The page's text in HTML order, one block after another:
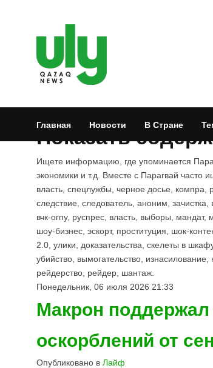
Главная Новости В Стране
Показать
Ищете информацию, где упоминается
экономики и т.д. Вместе с Парагвай часто
власть, спецлужбы, черное досье, компра,
следствие, следователь, аноним,
вчк-огпу, руспрес, власть, выборы,
шоу-бизнес, эскорт, проституция, шок-
2.0, улики, доказательства, скелеты в
убийство, вымогательство,
рейдерство, рейдер, шантаж.
Понедельник, 06 июля 2026 21:33
Макрон
оскорблений от
Опубликовано в Лайф